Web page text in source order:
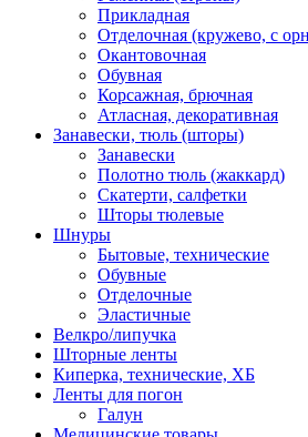
Прикладная
Отделочная (кружево, с
Окантовочная
Обувная
Корсажная, брючная
Атласная, декоративная
Занавески, тюль (шторы)
Занавески
Полотно тюль (жаккард)
Скатерти, салфетки
Шторы тюлевые
Шнуры
Бытовые, технические
Обувные
Отделочные
Эластичные
Велкро/липучка
Шторные ленты
Киперка, технические, ХБ
Ленты для погон
Галун